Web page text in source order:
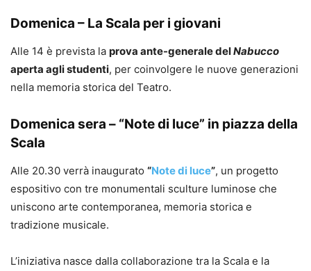
Domenica – La Scala per i giovani
Alle 14 è prevista la prova ante-generale delNabucco
aperta agli studenti, per coinvolgere le nuove generazioni
nella memoria storica del Teatro.
Domenica sera – “Note di luce” in piazza della
Scala
Alle 20.30 verrà inaugurato “Note di luce”, un progetto
espositivo con tre monumentali sculture luminose che
uniscono arte contemporanea, memoria storica e
tradizione musicale.
L’iniziativa nasce dalla collaborazione tra la Scala e la